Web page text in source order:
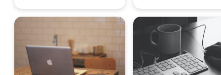
son
informatique
interruption
?
les